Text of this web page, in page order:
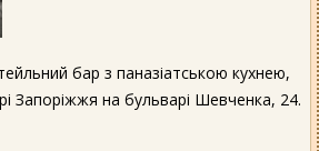
бар з паназіатською кухнею,
Запоріжжя на бульварі Шевченка, 24.